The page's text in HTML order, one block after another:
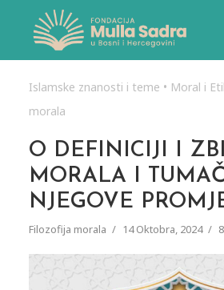
Islamske znanosti i teme • Moral i
morala
O DEFINICIJI I
MORALA I
NJEGOVE
Filozofija morala 14 Oktobra, 2024